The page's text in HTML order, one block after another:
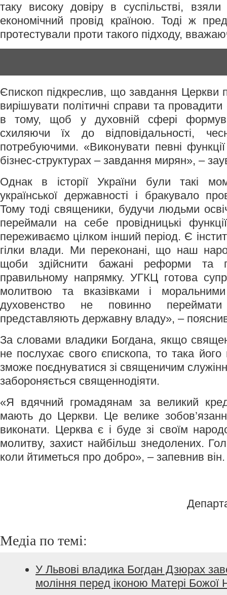
таку високу довіру в суспільстві,
економічний провід країною. Тоді ж
протестували проти такого підходу,
Єпископ підкреслив, що завдання Церкви
вирішувати політичні справи та
в тому, щоб у духовній сфері
схиляючи їх до відповідальності,
потребуючими. «Виконувати певні
бізнес-структурах – завдання мирян», –
Однак в історії України були такі
української державності і бракувало
Тому тоді священики, будучи людьми
переймали на себе провідницькі
переживаємо цілком інший період. Є
гілки влади. Ми переконані, що наш
щоби здійснити бажані реформи та
правильному напрямку. УГКЦ готова
молитвою та вказівками і
духовенство не повинно
представляють державну владу», –
За словами владики Богдана, якщо
не послухає свого єпископа, то така його
зможе поєднуватися зі священичим
забороняється священнодіяти.
«Я вдячний громадянам за великий
мають до Церкви. Це велике
виконати. Церква є і буде зі своїм
молитву, захист найбільш знедолених.
коли йтиметься про добро», – запевнив він.
Медіа по темі:
У Львові владика Богдан Дзюрах
моління перед іконою Матері Божої